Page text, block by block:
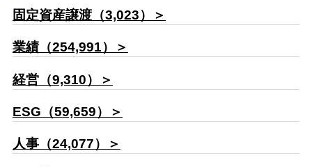
固定資産譲渡（3,023）＞
業績（254,991）＞
経営（9,310）＞
ESG（59,659）＞
人事（24,077）＞